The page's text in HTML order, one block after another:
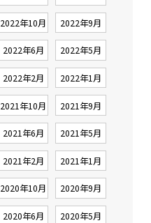
2022年10月 2022年9月
2022年6月 2022年5月
2022年2月 2022年1月
2021年10月 2021年9月
2021年6月 2021年5月
2021年2月 2021年1月
2020年10月 2020年9月
2020年6月 2020年5月